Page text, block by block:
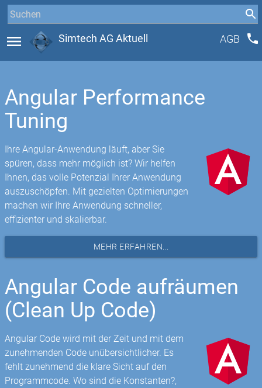
menu Simtech AG Aktuell AGB phone
Angular Performance
Tuning
Ihre Angular-Anwendung läuft, aber Sie
spüren, dass mehr möglich ist? Wir helfen
Ihnen, das volle Potenzial Ihrer Anwendung
auszuschöpfen. Mit gezielten Optimierungen
machen wir Ihre Anwendung schneller,
effizienter und skalierbar.
MEHR ERFAHREN...
Angular Code aufräumen
(Clean Up Code)
Angular Code wird mit der Zeit und mit dem
zunehmenden Code unübersichtlicher. Es
fehlt zunehmend die klare Sicht auf den
Programmcode. Wo sind die Konstanten?,